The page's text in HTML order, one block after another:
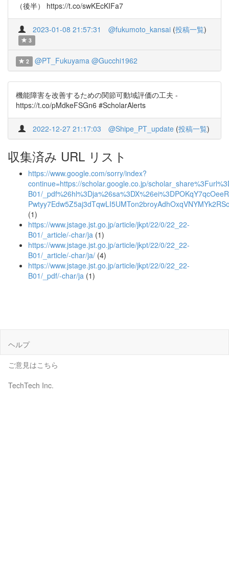
（後半） https://t.co/swKEcKIFa7
2023-01-08 21:57:31 @fukumoto_kansai (投稿一覧)
3
2 @PT_Fukuyama @Gucchi1962
機能障害を改善するための関節可動域評価の工夫 -
https://t.co/pMdkeFSGn6 #ScholarAlerts
2022-12-27 21:17:03 @Shipe_PT_update (投稿一覧)
収集済み URL リスト
https://www.google.com/sorry/index?
continue=https://scholar.google.co.jp/
B01/
(1)
https://www.jstage.jst.go.jp/article/jkpt/22/0/22_22-
B01/_article/-char/ja (1)
https://www.jstage.jst.go.jp/article/jkpt/22/0/22_22-
B01/_article/-char/ja/ (4)
https://www.jstage.jst.go.jp/article/jkpt/22/0/22_22-
B01/_pdf/-char/ja (1)
ヘルプ
ご意見はこちら
TechTech Inc.